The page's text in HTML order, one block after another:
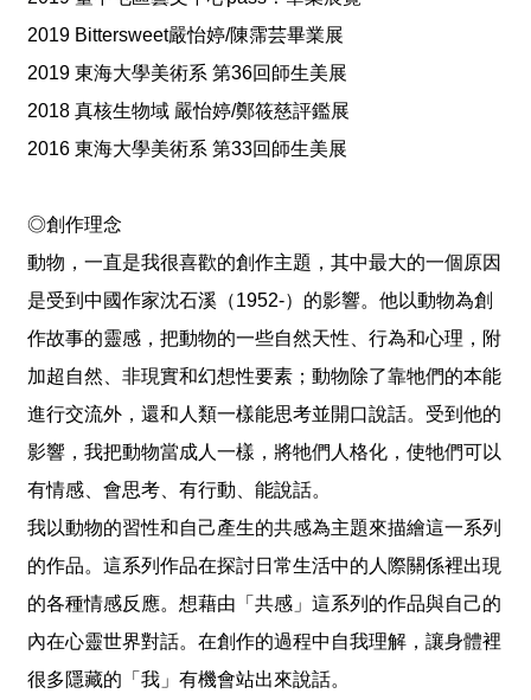
回
頁
導
a
B
o
o
u
u
e
R
S
S
2019 Bittersweet嚴怡婷/陳霈芸畢業展
2019 東海大學美術系 第36回師生美展
2018 真核生物域 嚴怡婷/鄭筱慈評鑑展
2016 東海大學美術系 第33回師生美展
◎創作理念
動物，一直是我很喜歡的創作主題，其中最大的一個原因
是受到中國作家沈石溪（1952-）的影響。他以動物為創
作故事的靈感，把動物的一些自然天性、行為和心理，附
加超自然、非現實和幻想性要素；動物除了靠牠們的本能
進行交流外，還和人類一樣能思考並開口說話。受到他的
影響，我把動物當成人一樣，將牠們人格化，使牠們可以
有情感、會思考、有行動、能說話。
我以動物的習性和自己產生的共感為主題來描繪這一系列
的作品。這系列作品在探討日常生活中的人際關係裡出現
的各種情感反應。想藉由「共感」這系列的作品與自己的
內在心靈世界對話。在創作的過程中自我理解，讓身體裡
很多隱藏的「我」有機會站出來說話。